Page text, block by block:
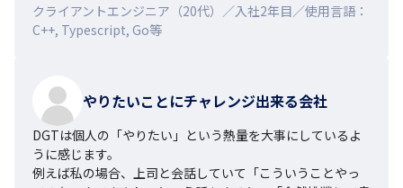
クライアントエンジニア（20代）／入社2年目／使用言語：
C++, Typescript, Go等
やりたいことにチャレンジ出来る会社
DGTは個人の「やりたい」という熱量を大事にしているよ
うに感じます。
例えば私の場合、上司と会話していて「こういうことやっ